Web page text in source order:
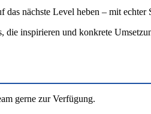
nächste Level heben – mit echter
inspirieren und konkrete
gerne zur Verfügung.